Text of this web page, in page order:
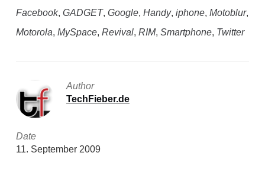
Facebook, GADGET, Google, Handy, iphone, Motoblur,
Motorola, MySpace, Revival, RIM, Smartphone, Twitter
Author
TechFieber.de
Date
11. September 2009